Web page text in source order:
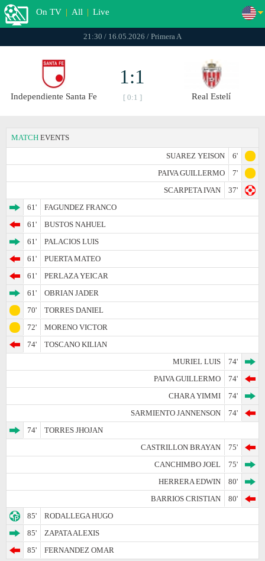
On TV | All | Live
21:30 / 16.05.2026 / Primera A
Independiente Santa Fe
1:1
[ 0:1 ] Real Estelí
MATCH EVENTS
SUAREZ YEISON
6'
PAIVA GUILLERMO
7'
SCARPETA IVAN
37'
61'
FAGUNDEZ FRANCO
61'
BUSTOS NAHUEL
61'
PALACIOS LUIS
61'
PUERTA MATEO
61'
PERLAZA YEICAR
61'
OBRIAN JADER
70'
TORRES DANIEL
72'
MORENO VICTOR
74'
TOSCANO KILIAN
MURIEL LUIS
74'
PAIVA GUILLERMO
74'
CHARA YIMMI
74'
SARMIENTO JANNENSON
74'
74'
TORRES JHOJAN
CASTRILLON BRAYAN
75'
CANCHIMBO JOEL
75'
HERRERA EDWIN
80'
BARRIOS CRISTIAN
80'
85'
RODALLEGA HUGO
85'
ZAPATA ALEXIS
85'
FERNANDEZ OMAR